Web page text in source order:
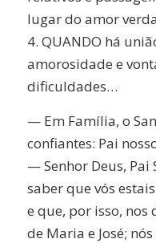
lugar do amor
4. QUANDO há
amorosidade e
dificuldades…
— Em Família, o
confiantes: Pai
— Senhor Deus,
saber que vós
e que, por isso, nos
de Maria e José;